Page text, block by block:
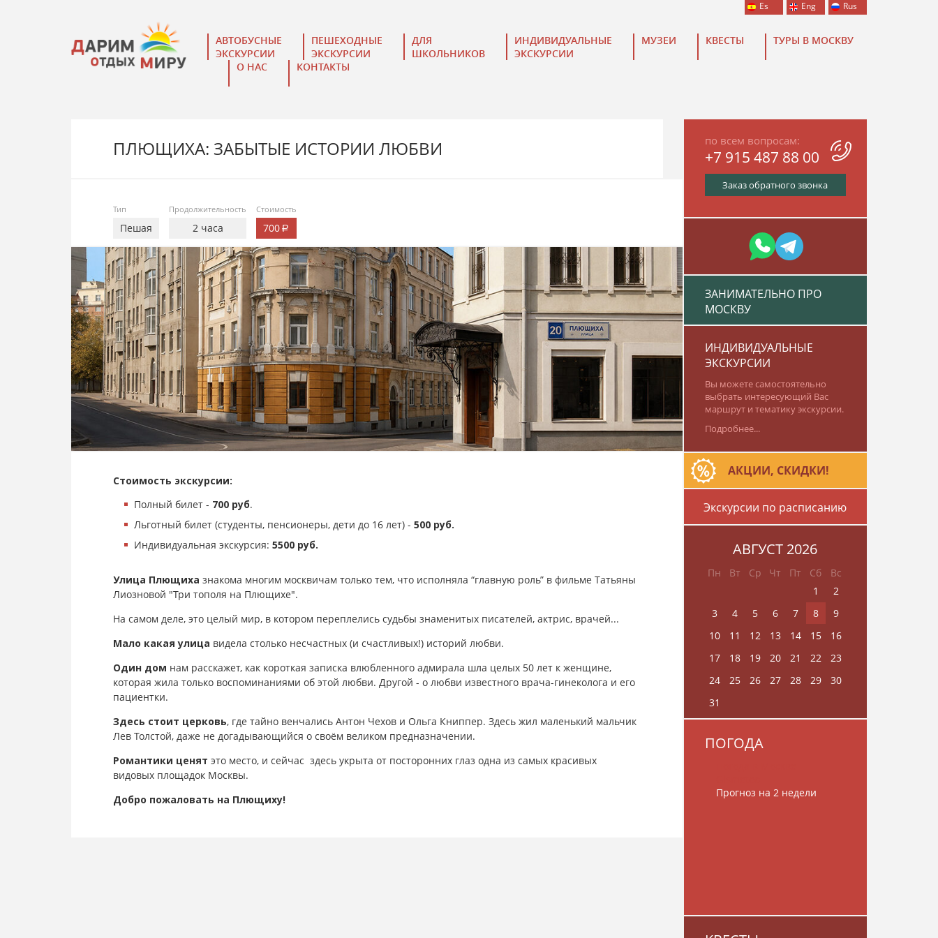
АВТОБУСНЫЕ
ЭКСКУРСИИ
ПЕШЕХОДНЫЕ
ЭКСКУРСИИ
ДЛЯ
ШКОЛЬНИКОВ
ИНДИВИДУАЛЬНЫЕ
ЭКСКУРСИИ
МУЗЕИ КВЕСТЫ
ТУРЫ В МОСКВУ
О НАС
КОНТАКТЫ
Rus
Eng
Es
ПЛЮЩИХА: ЗАБЫТЫЕ ИСТОРИИ ЛЮБВИ
Тип
Пешая
Продолжительность
2 часа
Стоимость
700руб.
Стоимость экскурсии:
Полный билет - 700 руб.
Льготный билет (студенты, пенсионеры, дети до 16 лет) - 500 руб.
Индивидуальная экскурсия: 5500 руб.
Улица Плющиха знакома многим москвичам только тем, что исполняла “главную роль” в фильме Татьяны
Лиозновой "Три тополя на Плющихе".
На самом деле, это целый мир, в котором переплелись судьбы знаменитых писателей, актрис, врачей...
Мало какая улица видела столько несчастных (и счастливых!) историй любви.
Один дом нам расскажет, как короткая записка влюбленного адмирала шла целых 50 лет к женщине,
которая жила только воспоминаниями об этой любви. Другой - о любви известного врача­-гинеколога и его
пациентки.
Здесь стоит церковь, где тайно венчались Антон Чехов и Ольга Книппер. Здесь жил маленький мальчик
Лев Толстой, даже не догадывающийся о своём великом предназначении.
Романтики ценят это место, и сейчас ­ здесь укрыта от посторонних глаз одна из самых красивых
видовых площадок Москвы.
Добро пожаловать на Плющиху!
по всем вопросам:
+7 915 487 88 00
Заказ обратного звонка
ЗАНИМАТЕЛЬНО ПРО
МОСКВУ
ИНДИВИДУАЛЬНЫЕ
ЭКСКУРСИИ
Вы можете самостоятельно
выбрать интересующий Вас
маршрут и тематику экскурсии.
Подробнее...
АКЦИИ, СКИДКИ!
Экскурсии по расписанию
АВГУСТ 2026
Пн Вт Ср Чт Пт Сб
Вс
1
2
3
4 5 6 7 8
9
10
11 12 13 14 15
16
17
18 19 20 21 22
23
24
25 26 27 28 29
30
31
ПОГОДА
Прогноз на 2 недели